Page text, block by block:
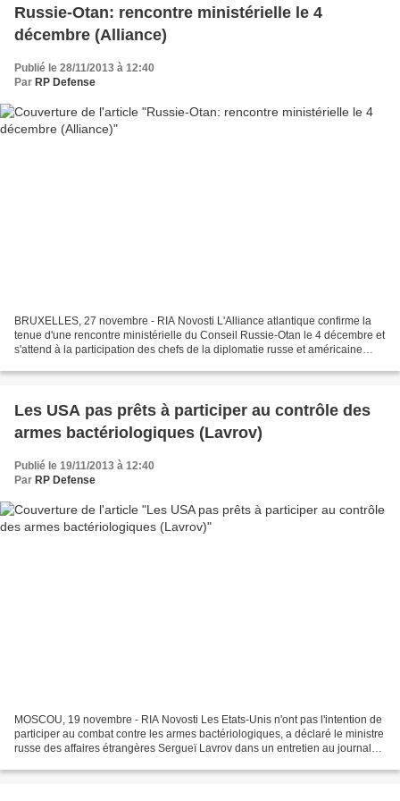
Russie-Otan: rencontre ministérielle le 4
décembre (Alliance)
Publié le 28/11/2013 à 12:40
Par RP Defense
BRUXELLES, 27 novembre - RIA Novosti L'Alliance atlantique confirme la
tenue d'une rencontre ministérielle du Conseil Russie-Otan le 4 décembre et
s'attend à la participation des chefs de la diplomatie russe et américaine
Les USA pas prêts à participer au contrôle des
armes bactériologiques (Lavrov)
Publié le 19/11/2013 à 12:40
Par RP Defense
MOSCOU, 19 novembre - RIA Novosti Les Etats-Unis n'ont pas l'intention de
participer au combat contre les armes bactériologiques, a déclaré le ministre
russe des affaires étrangères Sergueï Lavrov dans un entretien au journal